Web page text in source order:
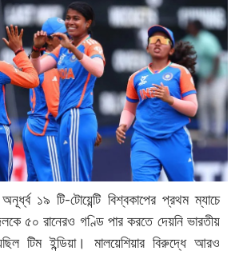
‌অনূর্ধ্ব ১৯ টি-টোয়েন্টি বিশ্বকাপের প্রথম ম্যাচে
৫০ রানেরও গণ্ডি পার করতে দেয়নি ভারতীয়
টিম ইন্ডিয়া। মালয়েশিয়ার বিরুদ্ধে আরও